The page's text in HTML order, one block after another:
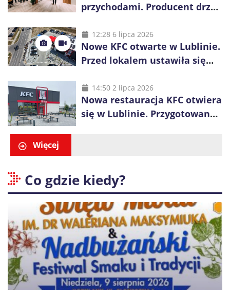
przychodami. Producent drzwi
inwestycje
12:28 6 lipca 2026
Nowe KFC otwarte w Lublinie.
Przed lokalem ustawiła się
14:50 2 lipca 2026
Nowa restauracja KFC otwiera
się w Lublinie. Przygotowano
Więcej
Co gdzie kiedy?